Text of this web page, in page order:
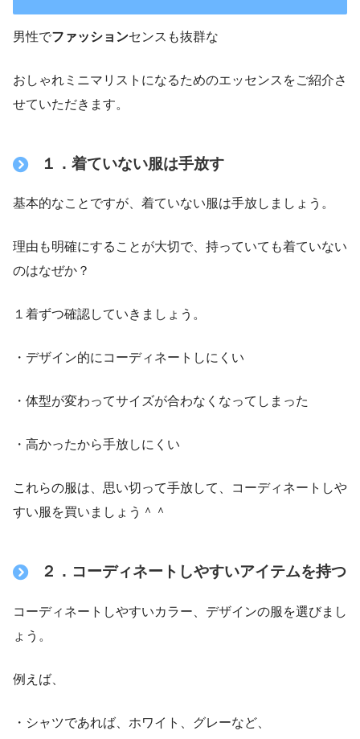
男性でファッションセンスも抜群な
おしゃれミニマリストになるためのエッセンスをご紹介さ
せていただきます。
１．着ていない服は手放す
基本的なことですが、着ていない服は手放しましょう。
理由も明確にすることが大切で、持っていても着ていない
のはなぜか？
１着ずつ確認していきましょう。
・デザイン的にコーディネートしにくい
・体型が変わってサイズが合わなくなってしまった
・高かったから手放しにくい
これらの服は、思い切って手放して、コーディネートしや
すい服を買いましょう＾＾
２．コーディネートしやすいアイテムを持つ
コーディネートしやすいカラー、デザインの服を選びまし
ょう。
例えば、
・シャツであれば、ホワイト、グレーなど、